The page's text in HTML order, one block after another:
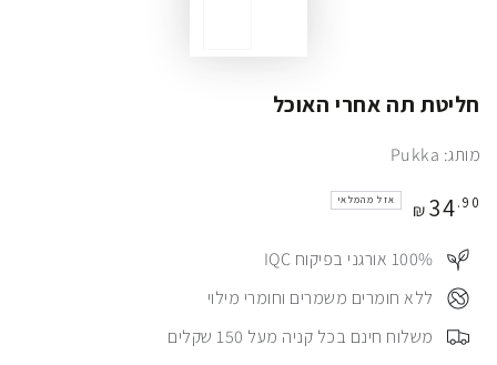
חליטת תה אחרי האוכל
מותג: Pukka
מחיר ₪ 34.90 אזל מהמלאי
100%⠀ אורגני בפיקוח IQC